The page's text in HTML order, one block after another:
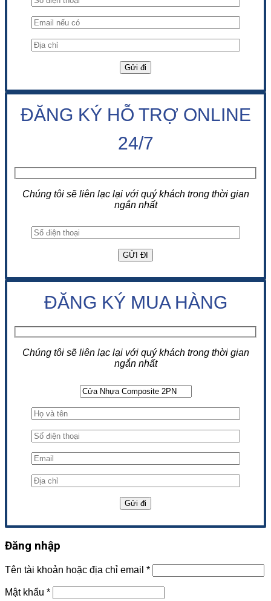
ĐĂNG KÝ HỖ TRỢ ONLINE
24/7
Chúng tôi sẽ liên lạc lại với quý khách trong thời gian
ngắn nhất
ĐĂNG KÝ MUA HÀNG
Chúng tôi sẽ liên lạc lại với quý khách trong thời gian
ngắn nhất
Đăng nhập
Tên tài khoản hoặc địa chỉ email *
Mật khẩu *